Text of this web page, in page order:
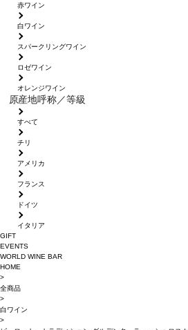
赤ワイン
白ワイン
スパークリングワイン
ロゼワイン
オレンジワイン
原産地呼称／等級
すべて
チリ
アメリカ
フランス
ドイツ
イタリア
GIFT
EVENTS
WORLD WINE BAR
HOME
>
全商品
>
白ワイン
>